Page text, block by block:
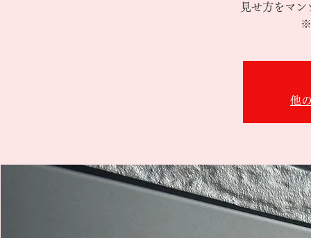
見せ方をマ
※
他